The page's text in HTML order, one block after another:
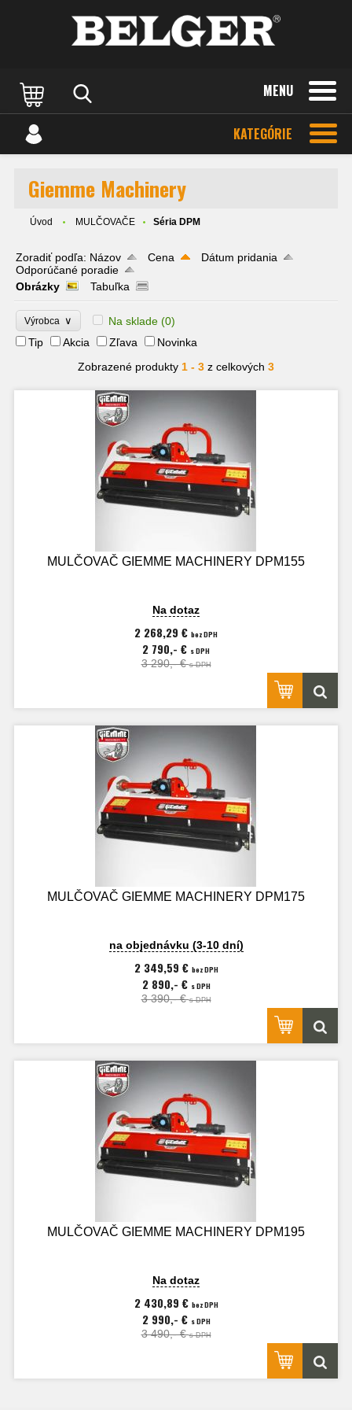
MENU
KATEGÓRIE
Giemme Machinery
Úvod MULČOVAČE Séria DPM
Zoradiť podľa: Názov Cena
Dátum pridania
Odporúčané poradie
Obrázky
Tabuľka
Výrobca ∨ Na sklade (0)
Tip
Akcia Zľava
Novinka
Zobrazené produkty 1 - 3 z celkových 3
MULČOVAČ GIEMME MACHINERY DPM155
Na dotaz
2 268,29 € bez DPH
2 790,- € s DPH
3 290,- €s DPH
MULČOVAČ GIEMME MACHINERY DPM175
na objednávku (3-10 dní)
2 349,59 € bez DPH
2 890,- € s DPH
3 390,- €s DPH
MULČOVAČ GIEMME MACHINERY DPM195
Na dotaz
2 430,89 € bez DPH
2 990,- € s DPH
3 490,- €s DPH